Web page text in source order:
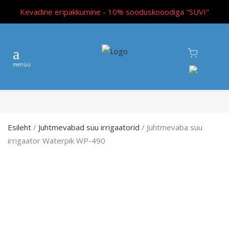
Kevadine eripakkumine - 10% sooduskooodiga "SUVI"
Esileht / Juhtmevabad suu irrigaatorid / Juhtmevaba suu
irrigaator Waterpik WP-490